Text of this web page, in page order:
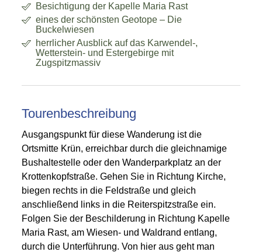
Besichtigung der Kapelle Maria Rast
eines der schönsten Geotope – Die
Buckelwiesen
herrlicher Ausblick auf das Karwendel-,
Wetterstein- und Estergebirge mit
Zugspitzmassiv
Tourenbeschreibung
Ausgangspunkt für diese Wanderung ist die
Ortsmitte Krün, erreichbar durch die gleichnamige
Bushaltestelle oder den Wanderparkplatz an der
Krottenkopfstraße. Gehen Sie in Richtung Kirche,
biegen rechts in die Feldstraße und gleich
anschließend links in die Reiterspitzstraße ein.
Folgen Sie der Beschilderung in Richtung Kapelle
Maria Rast, am Wiesen- und Waldrand entlang,
durch die Unterführung. Von hier aus geht man